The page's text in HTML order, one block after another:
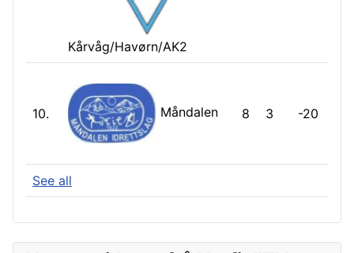
Kårvåg/Havørn/AK2
10. Måndalen 8 3 -20
See all